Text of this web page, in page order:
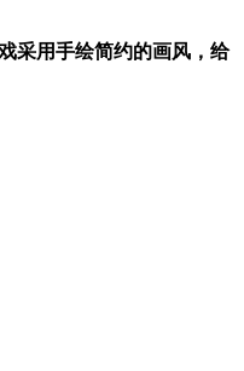
采用手绘简约的画风，给